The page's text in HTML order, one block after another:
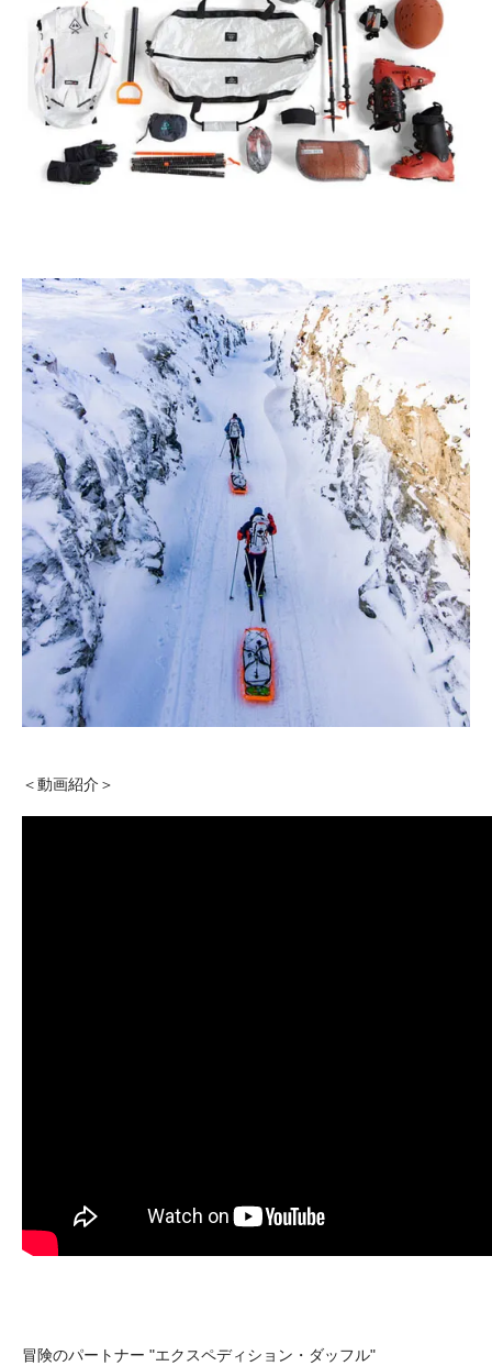
＜動画紹介＞
冒険のパートナー "エクスペディション・ダッフル"